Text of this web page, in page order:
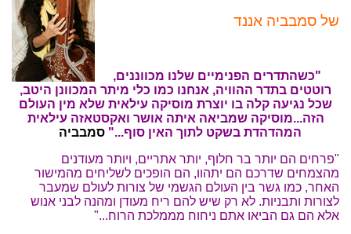
של סמבביה אננד
"כשהתדרים הפנימיים שלנו מכווננים,
רוטטים בתדר ההוויה, אנחנו כמו כלי מיתר המכוונן היטב,
שכל נגיעה קלה בו יוצרת מוסיקה עילאית שלא מין העולם
הזה...מוסיקה שמביאה איתה אושר ואקסטאזה עילאית
המהדהדת בשקט לתוך האין סוף..." סמבביה
"פרחים הם יותר בר חלוף, יותר אתריים, ויותר מעודנים
מהצמחים שדרכם הם יתהוו, הם הופכים לשליחים מהמישור
האחר, כמו גשר בין העולם הגשמי של צורות לעולם שמעבר
לצורות ותבניות. לא רק שיש להם ריח מעודן ומהנה לבני אנוש
אלא הם גם הביאו אתם ניחוח מממלכת הרוח..."